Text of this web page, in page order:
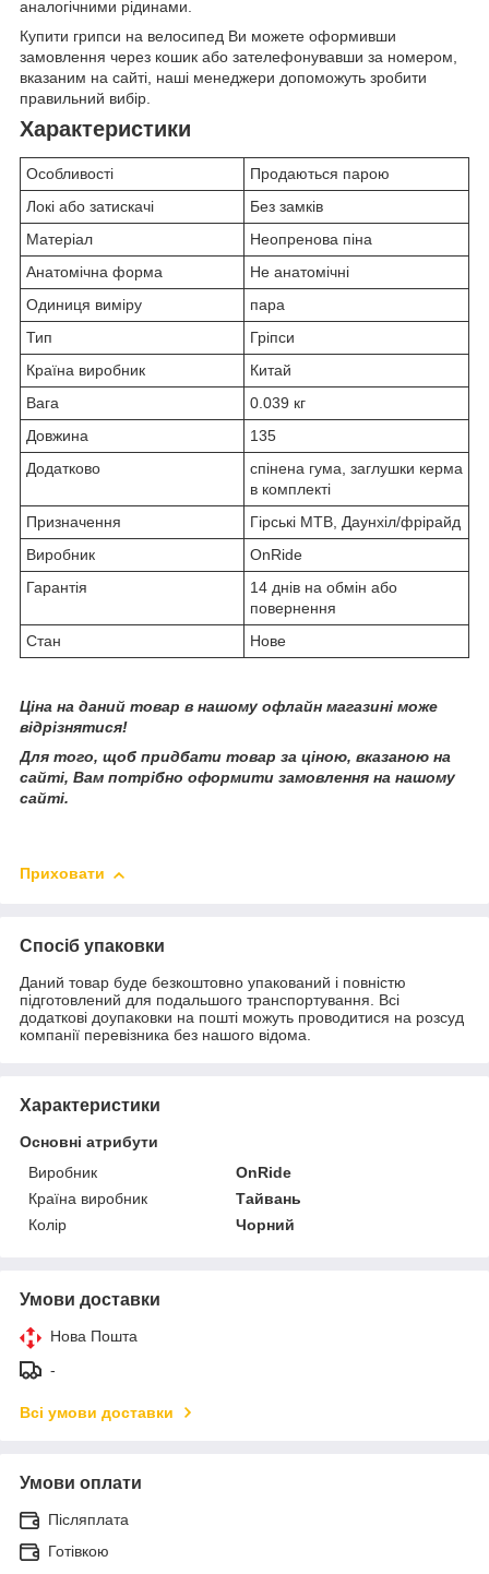
аналогічними рідинами.
Купити грипси на велосипед Ви можете оформивши
замовлення через кошик або зателефонувавши за номером,
вказаним на сайті, наші менеджери допоможуть зробити
правильний вибір.
Характеристики
Особливості
Продаються парою
Локі або затискачі
Без замків
Матеріал
Неопренова піна
Анатомічна форма
Не анатомічні
Одиниця виміру
пара
Тип
Гріпси
Країна виробник
Китай
Вага
0.039 кг
Довжина
135
Додатково
спінена гума, заглушки керма
в комплекті
Призначення
Гірські MTB, Даунхіл/фрірайд
Виробник
OnRide
Гарантія
14 днів на обмін або
повернення
Стан
Нове
Ціна на даний товар в нашому офлайн магазині може
відрізнятися!
Для того, щоб придбати товар за ціною, вказаною на
сайті, Вам потрібно оформити замовлення на нашому
сайті.
Приховати
Спосіб упаковки
Даний товар буде безкоштовно упакований і повністю
підготовлений для подальшого транспортування. Всі
додаткові доупаковки на пошті можуть проводитися на розсуд
компанії перевізника без нашого відома.
Характеристики
Основні атрибути
Виробник
OnRide
Країна виробник
Тайвань
Колір
Чорний
Умови доставки
Нова Пошта
-
Всі умови доставки
Умови оплати
Післяплата
Готівкою